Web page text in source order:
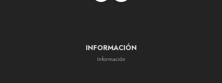
INFORMACIÓN
Información